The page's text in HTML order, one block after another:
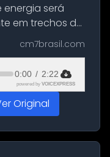
será
em trechos de
feira (21).
para a
cm7brasil.com
0:00 / 2:22
powered by VOICEXPRESS
Original